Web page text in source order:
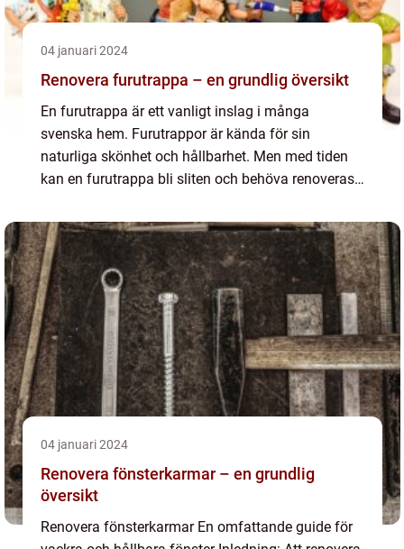
04 januari 2024
Renovera furutrappa – en grundlig översikt
En furutrappa är ett vanligt inslag i många
svenska hem. Furutrappor är kända för sin
naturliga skönhet och hållbarhet. Men med tiden
kan en furutrappa bli sliten och behöva renoveras
kommer vi att ge d...
04 januari 2024
Renovera fönsterkarmar – en grundlig
översikt
Renovera fönsterkarmar En omfattande guide för